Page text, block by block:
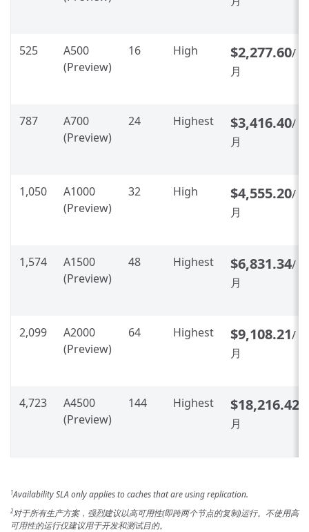
525
A500
(Preview)
16 High $2,277.60/
月
787
A700
(Preview)
24 Highest $3,416.40/
月
1,050
A1000
(Preview)
32 High $4,555.20/
月
1,574
A1500
(Preview)
48 Highest $6,831.34/
月
2,099
A2000
(Preview)
64 Highest $9,108.21/
月
4,723
A4500
(Preview)
144 Highest $18,216.42
月
1Availability SLA only applies to caches that are using replication.
2对于所有生产方案，强烈建议以高可用性(即跨两个节点的复制)运行。不使用高
可用性的运行仅建议用于开发和测试目的。